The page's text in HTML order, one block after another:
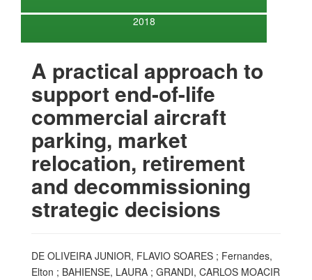
2018
A practical approach to
support end-of-life
commercial aircraft
parking, market
relocation, retirement
and decommissioning
strategic decisions
DE OLIVEIRA JUNIOR, FLAVIO SOARES ; Fernandes,
Elton ; BAHIENSE, LAURA ; GRANDI, CARLOS MOACIR